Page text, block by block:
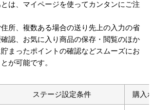
は、マイページを使ってカンタンにご注
所、複数ある場合の送り先上の入力の省
認、お気に入り商品の保存・閲覧のほか
まったポイントの確認などスムーズにお
が可能です。
ステージ設定条件 購入